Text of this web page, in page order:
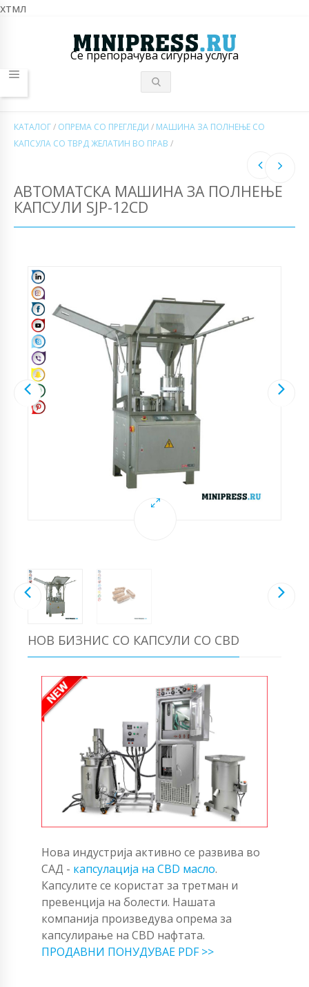
хтмл
Се препорачува сигурна услуга
КАТАЛОГ/ ОПРЕМА СО ПРЕГЛЕДИ / МАШИНА ЗА ПОЛНЕЊЕ СО
КАПСУЛА СО ТВРД ЖЕЛАТИН ВО ПРАВ /
АВТОМАТСКА МАШИНА ЗА ПОЛНЕЊЕ
КАПСУЛИ SJP-12CD
НОВ БИЗНИС СО КАПСУЛИ СО CBD
Нова индустрија активно се развива во
САД - капсулација на CBD масло.
Капсулите се користат за третман и
превенција на болести. Нашата
компанија произведува опрема за
капсулирање на CBD нафтата.
ПРОДАВНИ ПОНУДУВАЕ PDF >>